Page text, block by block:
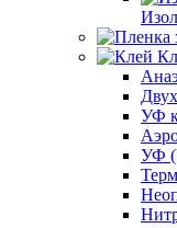
УФ
УФ